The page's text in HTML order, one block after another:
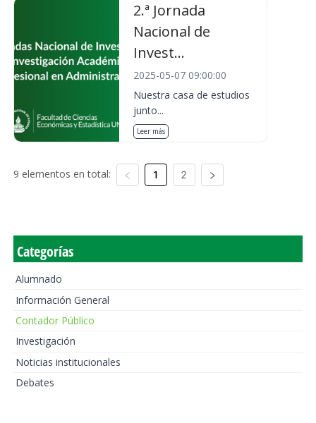
2.ª Jornada
Nacional de
Invest...
2025-05-07 09:00:00
Nuestra casa de estudios
junto...
Leer más
9 elementos en total: 1 2
Categorías
Alumnado
Información General
Contador Público
Investigación
Noticias institucionales
Debates